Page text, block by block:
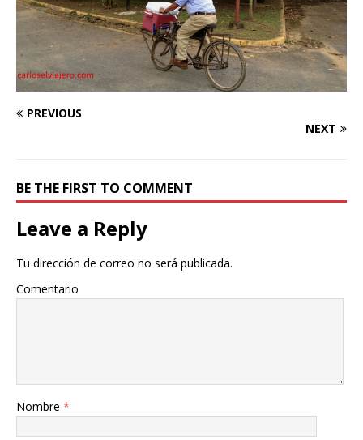
PREVIOUS
NEXT
BE THE FIRST TO COMMENT
Leave a Reply
Tu dirección de correo no será publicada.
Comentario
Nombre *